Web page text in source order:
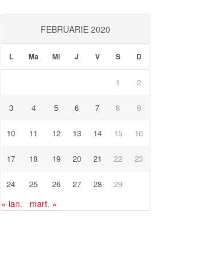
FEBRUARIE 2020
L Ma Mi J V S D
1 2
3 4 5 6 7 8 9
10 11 12 13 14 15 16
17 18 19 20 21 22 23
24 25 26 27 28 29
« ian. mart. »